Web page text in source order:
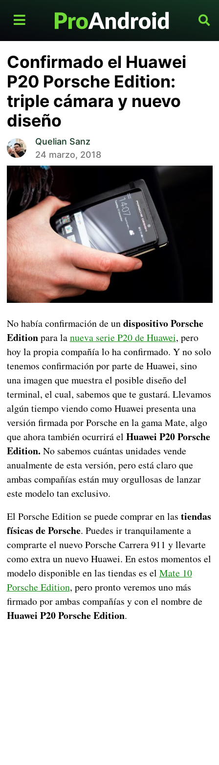
Confirmado el Huawei
P20 Porsche Edition:
triple cámara y nuevo
diseño
Quelian Sanz
24 marzo, 2018
No había confirmación de undispositivo Porsche
Editionpara lanueva serie P20 de Huawei, pero
hoy la propia compañía lo ha confirmado. Y no solo
tenemos confirmación por parte de Huawei, sino
una imagen que muestra el posible diseño del
terminal, el cual, sabemos que te gustará. Llevamos
algún tiempo viendo como Huawei presenta una
versión firmada por Porsche en la gama Mate, algo
que ahora también ocurrirá el Huawei P20 Porsche
Edition. No sabemos cuántas unidades vende
anualmente de esta versión, pero está claro que
ambas compañías están muy orgullosas de lanzar
este modelo tan exclusivo.
El Porsche Edition se puede comprar en las tiendas
físicas de Porsche. Puedes ir tranquilamente a
comprarte el nuevo Porsche Carrera 911 y llevarte
como extra un nuevo Huawei. En estos momentos el
modelo disponible en las tiendas es el Mate 10
Porsche Edition, pero pronto veremos uno más
firmado por ambas compañías y con el nombre de
Huawei P20 Porsche Edition.